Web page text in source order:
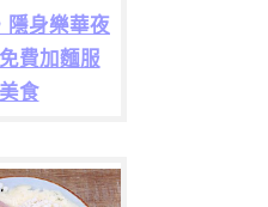
隱身樂華夜
費加麵服
食